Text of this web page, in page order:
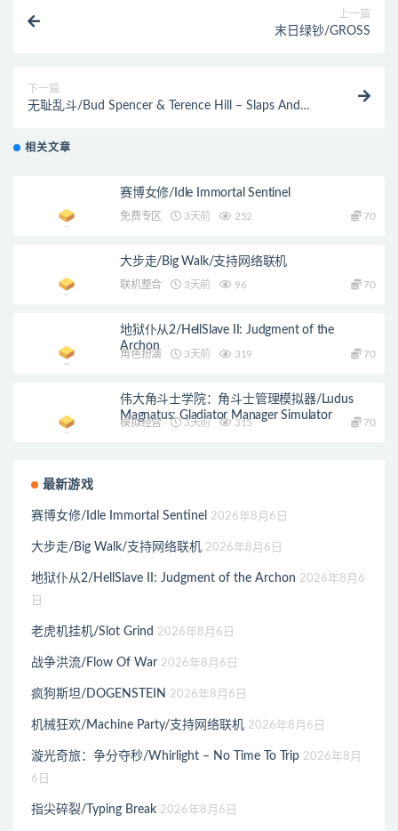
上一篇
末日绿钞/GROSS
下一篇
无耻乱斗/Bud Spencer & Terence Hill – Slaps And
相关文章
赛博女修/Idle Immortal Sentinel
免费专区 3天前 252 70
大步走/Big Walk/支持网络联机
联机整合 3天前 96 70
地狱仆从2/HellSlave II: Judgment of the
Archon
角色扮演 3天前 319 70
伟大角斗士学院：角斗士管理模拟器/Ludus
Magnatus: Gladiator Manager Simulator
模拟经营 3天前 315 70
最新游戏
赛博女修/Idle Immortal Sentinel 2026年8月6日
大步走/Big Walk/支持网络联机 2026年8月6日
地狱仆从2/HellSlave II: Judgment of the Archon 2026年8月6
日
老虎机挂机/Slot Grind 2026年8月6日
战争洪流/Flow Of War 2026年8月6日
疯狗斯坦/DOGENSTEIN 2026年8月6日
机械狂欢/Machine Party/支持网络联机 2026年8月6日
漩光奇旅：争分夺秒/Whirlight – No Time To Trip 2026年8月
6日
指尖碎裂/Typing Break 2026年8月6日